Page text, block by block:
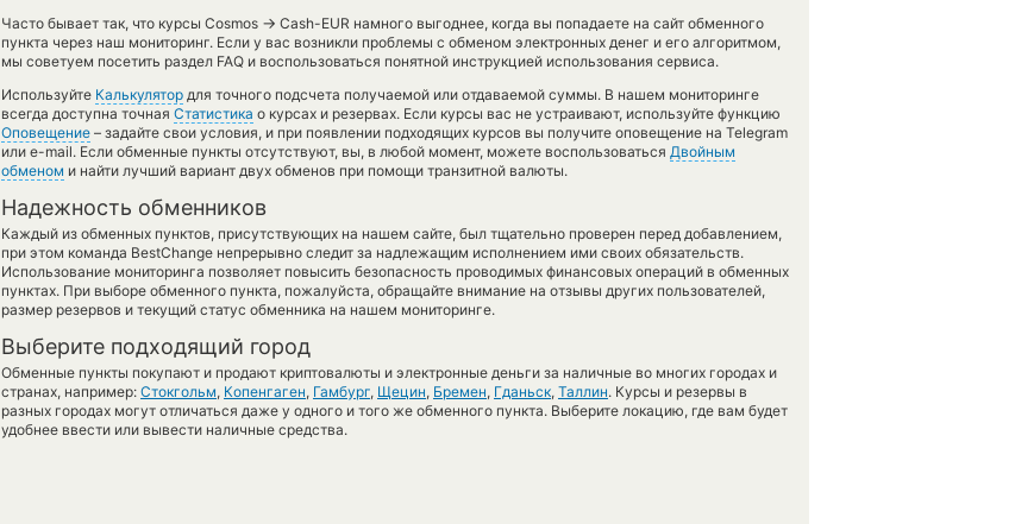
Часто бывает так, что курсы Cosmos → Cash-EUR намного выгоднее, когда вы попадаете на сайт обменного
пункта через наш мониторинг. Если у вас возникли проблемы с обменом электронных денег и его алгоритмом,
мы советуем посетить раздел FAQ и воспользоваться понятной инструкцией использования сервиса.
Используйте Калькулятор для точного подсчета получаемой или отдаваемой суммы. В нашем мониторинге
всегда доступна точная Статистика о курсах и резервах. Если курсы вас не устраивают, используйте функцию
Оповещение – задайте свои условия, и при появлении подходящих курсов вы получите оповещение на Telegram
или e-mail. Если обменные пункты отсутствуют, вы, в любой момент, можете воспользоваться Двойным
обменом и найти лучший вариант двух обменов при помощи транзитной валюты.
Надежность обменников
Каждый из обменных пунктов, присутствующих на нашем сайте, был тщательно проверен перед добавлением,
при этом команда BestChange непрерывно следит за надлежащим исполнением ими своих обязательств.
Использование мониторинга позволяет повысить безопасность проводимых финансовых операций в обменных
пунктах. При выборе обменного пункта, пожалуйста, обращайте внимание на отзывы других пользователей,
размер резервов и текущий статус обменника на нашем мониторинге.
Выберите подходящий город
Обменные пункты покупают и продают криптовалюты и электронные деньги за наличные во многих городах и
странах, например: Стокгольм, Копенгаген, Гамбург, Щецин, Бремен, Гданьск, Таллин. Курсы и резервы в
разных городах могут отличаться даже у одного и того же обменного пункта. Выберите локацию, где вам будет
удобнее ввести или вывести наличные средства.